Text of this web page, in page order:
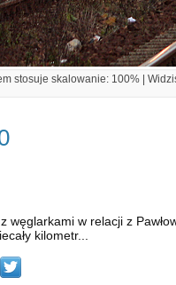
stosuje skalowanie: 100% |
węglarkami w relacji z
kilometr...